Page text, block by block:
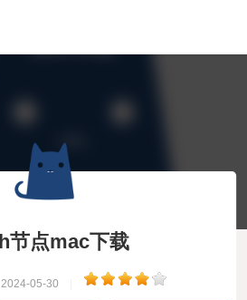
节点mac下载
05-30